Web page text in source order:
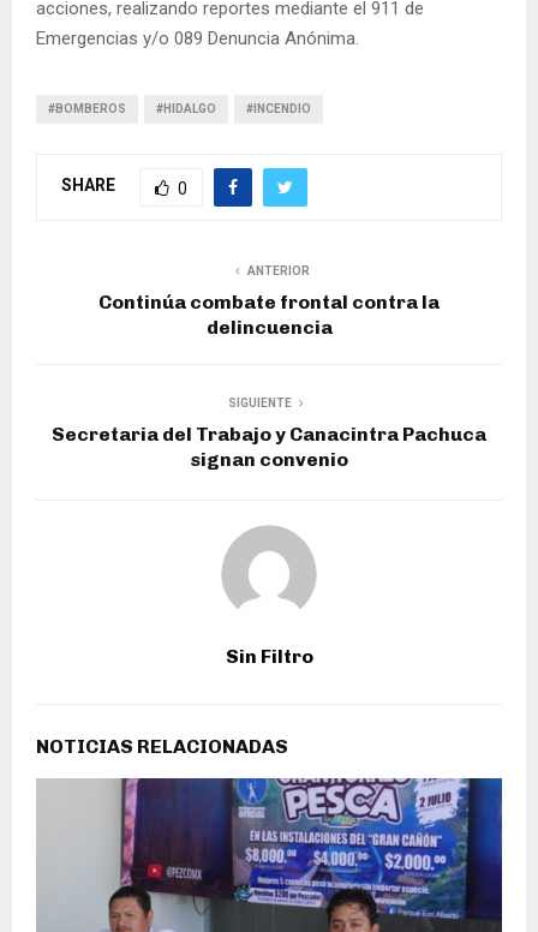
acciones, realizando reportes mediante el 911 de
Emergencias y/o 089 Denuncia Anónima.
#BOMBEROS #HIDALGO #INCENDIO
SHARE 0
ANTERIOR
Continúa combate frontal contra la
delincuencia
SIGUIENTE
Secretaria del Trabajo y Canacintra Pachuca
signan convenio
Sin Filtro
NOTICIAS RELACIONADAS